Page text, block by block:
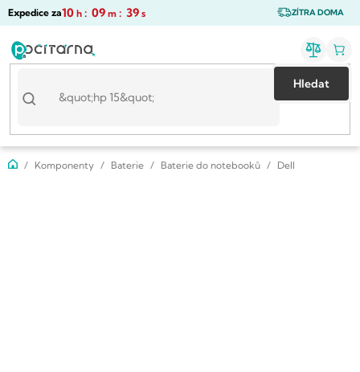
Přejít
ZÍTRA DOMA
Expedice za10 h : 09 m : 39 s
Hledat
DomůKomponenty Baterie Baterie do notebooků Dell